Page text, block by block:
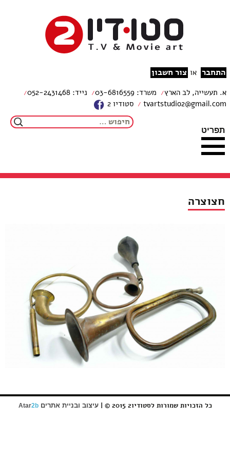
studio2
התחבר או צור חשבון
א. תעשייה, לב הארץ משרד: 03-6816559
נייד: 052-2431468
tvartstudio2@gmail.com
סטודיו 2
תפריט
חיפוש:
חצוצרה
כל הזכויות שמורות לסטודיו2 2015 © | עיצוב ובניית אתרים Atar2b